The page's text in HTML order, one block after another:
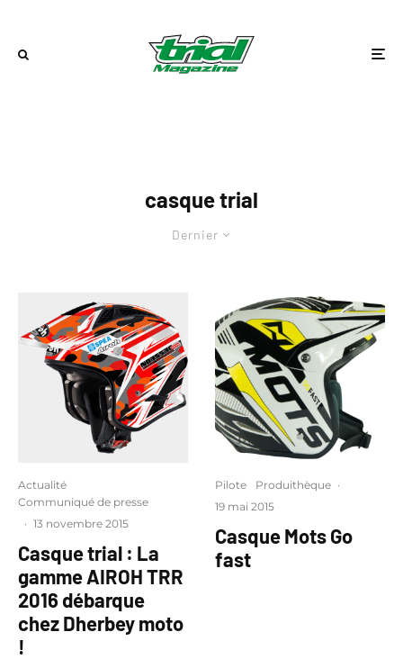
casque trial
Dernier
Actualité
Communiqué de presse
· 13 novembre 2015
Casque trial : La
gamme AIROH TRR
2016 débarque
chez Dherbey moto
!
Pilote Produithèque ·
19 mai 2015
Casque Mots Go
fast